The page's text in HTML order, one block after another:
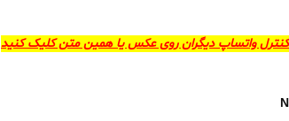
کنترل واتساپ دیگران روی عکس یا همین متن کلیک کنید